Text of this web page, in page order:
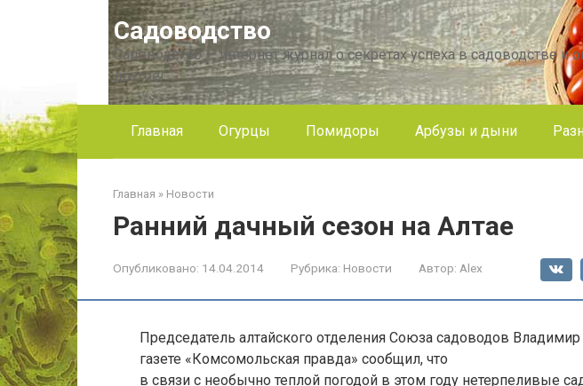
Садоводство
Садоводство — интернет журнал о секретах успеха в садоводстве и
другое!
Главная Огурцы Помидоры Арбузы и дыни
Главная » Новости
Ранний дачный сезон на Алтае
Опубликовано: 14.04.2014 Рубрика: Новости Автор: Alex
Председатель алтайского отделения Союза садоводов
газете «Комсомольская правда» сообщил, что
в связи с необычно теплой погодой в этом году нетерпеливые